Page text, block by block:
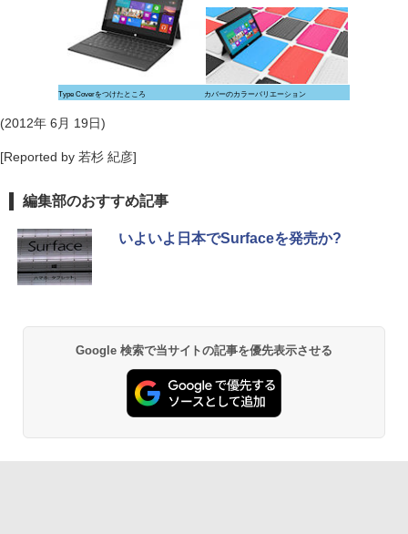
Type Coverをつけたところ カバーのカラーバリエーション
(2012年 6月 19日)
[Reported by 若杉 紀彦]
編集部のおすすめ記事
いよいよ日本でSurfaceを発売か?
Google 検索で当サイトの記事を優先表示させる